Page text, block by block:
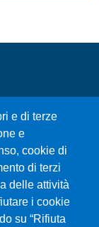
e di terze
e
cookie di
di terzi
delle attività
i cookie
su “Rifiuta